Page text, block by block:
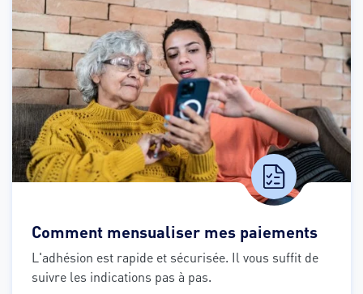
Comment mensualiser mes paiements
L'adhésion est rapide et sécurisée. Il vous suffit de
suivre les indications pas à pas.